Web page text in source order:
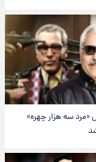
سه هزار چهره»